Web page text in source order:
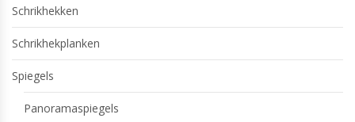
Schrikhekken
Schrikhekplanken
Spiegels
Panoramaspiegels